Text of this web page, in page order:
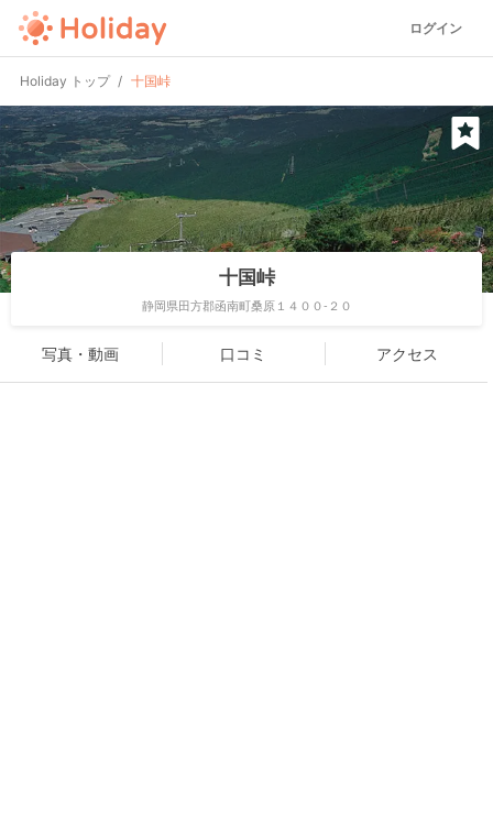
ログイン
Holiday トップ 十国峠
十国峠
静岡県田方郡函南町桑原１４００-２０
写真・動画 口コミ アクセス